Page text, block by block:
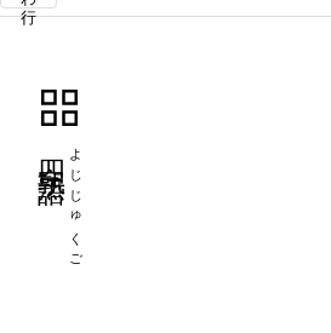
よじじゅくご